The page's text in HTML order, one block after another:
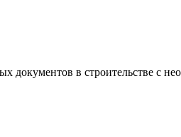
в строительстве с